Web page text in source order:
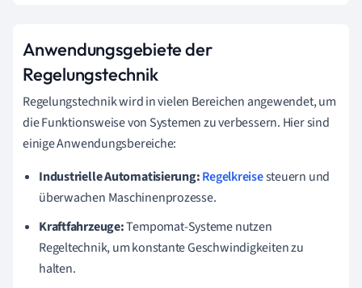
Anwendungsgebiete der
Regelungstechnik
Regelungstechnik wird in vielen Bereichen angewendet, um
die Funktionsweise von Systemen zu verbessern. Hier sind
einige Anwendungsbereiche:
Industrielle Automatisierung:Regelkreisesteuern und
überwachen Maschinenprozesse.
Kraftfahrzeuge:Tempomat-Systeme nutzen
Regeltechnik, um konstante Geschwindigkeiten zu
halten.